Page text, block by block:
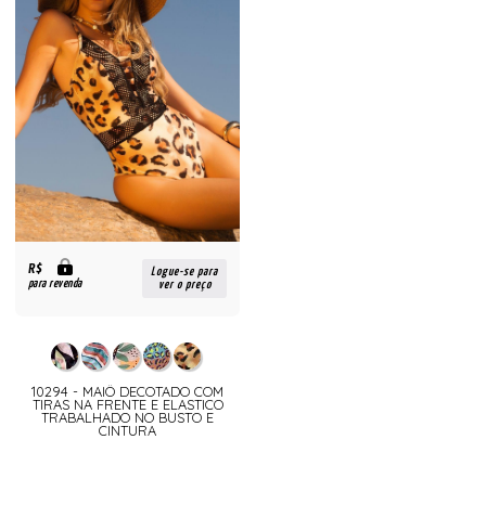
R$
para revenda
Logue-se para
ver o preço
10294 - MAIÔ DECOTADO COM
TIRAS NA FRENTE E ELASTICO
TRABALHADO NO BUSTO E
CINTURA